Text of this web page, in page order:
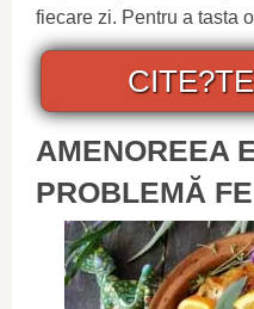
fiecare zi. Pentru a tasta
AMENOREEA
PROBLEMĂ